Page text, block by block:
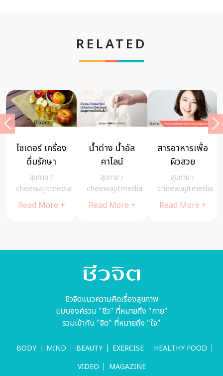
RELATED
ไซเดอร์ เครื่อง
ดื่มรักษา
อาการป่วยใน
เบื้องต้น
สุขกาย /
cheewajitmedia
Read More +
น้ำด่าง น้ำอัล
คาไลน์
(Alkaline) มี
ประโยชน์ต่อ
สุขภาพจริง
สุขกาย /
cheewajitmedia
Read More +
สารอาหารเพื่อ
ผิวสวย
สุขกาย /
cheewajitmedia
Read More +
ชีวจิตแนวความคิดเรื่องสุขภาพ
แบบองค์รวม "ชีว" ที่หมายถึง "กาย"
รวมเข้ากับ "จิต" ที่หมายถึง "ใจ"
BODY MIND BEAUTY EXERCISE
HEALTHY FOOD
VIDEO
MAGAZINE